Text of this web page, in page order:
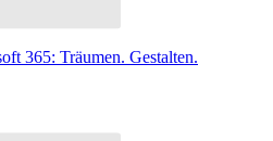
365: Träumen. Gestalten.